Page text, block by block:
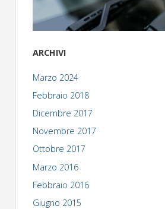
ARCHIVI
Marzo 2024
Febbraio 2018
Dicembre 2017
Novembre 2017
Ottobre 2017
Marzo 2016
Febbraio 2016
Giugno 2015